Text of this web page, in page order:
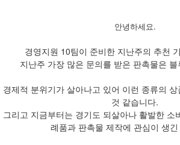
안녕하세요.
경영지원 10팀이 준비한 지난주의 추천
지난주 가장 많은 문의를 받은 판촉물은
경제적 분위기가 살아나고 있어 이런 종류의
것 같습니다.
그리고 지금부터는 경기도 되살아나 활발한 소
례품과 판촉물 제작에 관심이 생